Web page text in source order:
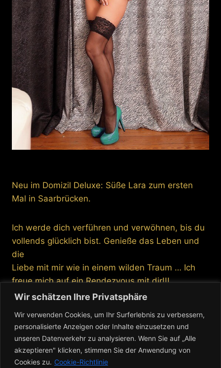
Wir schätzen Ihre Privatsphäre
Wir verwenden Cookies, um Ihr Surferlebnis zu verbessern,
personalisierte Anzeigen oder Inhalte einzusetzen und
unseren Datenverkehr zu analysieren. Wenn Sie auf „Alle
akzeptieren" klicken, stimmen Sie der Anwendung von
Cookies zu. Cookie-Richtlinie
Neu im Domizil Deluxe: Süße Lara zum ersten
Mal in Saarbrücken.
Ich werde dich verführen und verwöhnen, bis du
vollends glücklich bist. Genieße das Leben und
die
Liebe mit mir wie in einem wilden Traum … Ich
freue mich auf ein Rendezvous mit dir!!!
Ich bin 39 Jahre alt, 170cm groß, hab 75 D,
Konfetion 36, Schuhgröße 39, blonde, kurze
Haarte, wiege 58 kg und bin total rasiert. Ich
spreche deutsch, englisch und spanisch.